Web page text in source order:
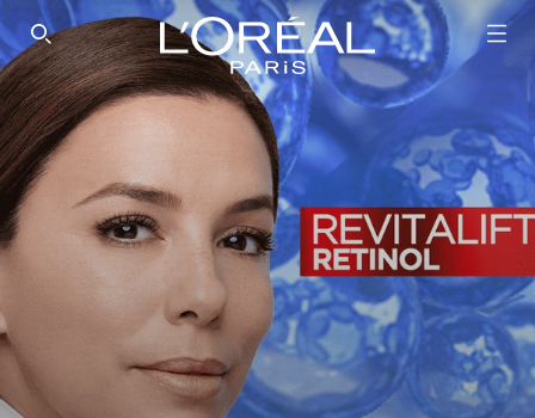
SEARCH THIS SITE